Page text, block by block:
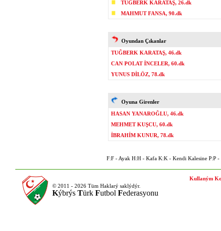
TUĞBERK KARATAŞ, 26.dk
MAHMUT FANSA, 90.dk
Oyundan Çıkanlar
TUĞBERK KARATAŞ, 46.dk
CAN POLAT İNCELER, 60.dk
YUNUS DİLÖZ, 78.dk
Oyuna Girenler
HASAN YANAROĞLU, 46.dk
MEHMET KUŞCU, 60.dk
İBRAHİM KUNUR, 78.dk
F:F - Ayak H:H - Kafa K:K - Kendi Kalesine P:P -
© 2011 - 2026 Tüm Haklarý saklýdýr.
Kýbrýs Türk Futbol Federasyonu
Kullaným